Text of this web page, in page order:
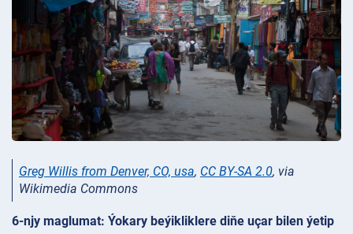
Greg Willis from Denver, CO, usa, CC BY-SA 2.0, via
Wikimedia Commons
6-njy maglumat: Ýokary beýikliklere diňe uçar bilen ýetip